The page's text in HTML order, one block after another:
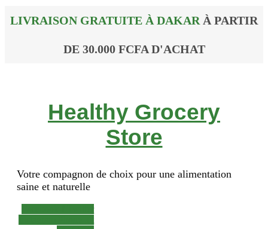
LIVRAISON GRATUITE À DAKAR À PARTIR
DE 30.000 FCFA D'ACHAT
Healthy Grocery
Store
Votre compagnon de choix pour une alimentation
saine et naturelle
Twitter